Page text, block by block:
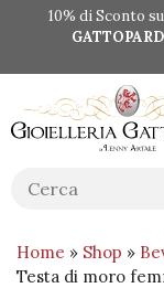
10% di Sconto
Home » Shop »
Testa di moro